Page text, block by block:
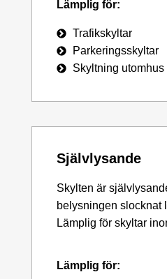
Lämplig för:
Trafikskyltar
Parkeringsskyltar
Skyltning utomhus
Självlysande
Skylten är
belysningen slocknat
Lämplig för skyltar
Lämplig för: